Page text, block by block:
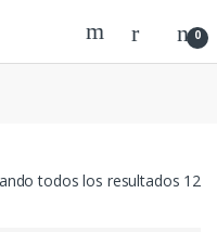
0
todos los resultados 12